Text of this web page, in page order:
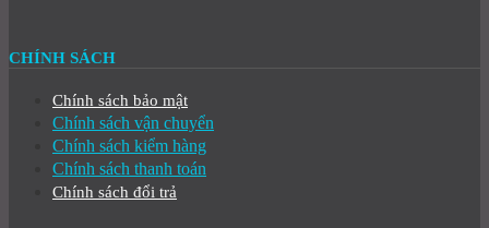
CHÍNH SÁCH
Chính sách bảo mật
Chính sách vận chuyển
Chính sách kiểm hàng
Chính sách thanh toán
Chính sách đổi trả